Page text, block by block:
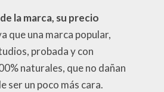
la marca, su precio
que una marca popular,
probada y con
naturales, que no dañan
ser un poco más cara.